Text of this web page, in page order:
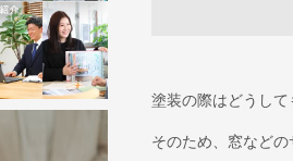
塗装の際はどうして
そのため、窓など